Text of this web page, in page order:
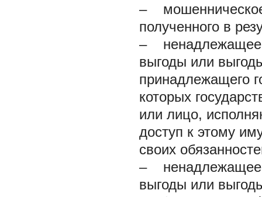
– мошенническое
полученного в
– ненадлежащее
выгоды или
принадлежащего
которых
или лицо,
доступ к этому
своих
– ненадлежащее
выгоды или